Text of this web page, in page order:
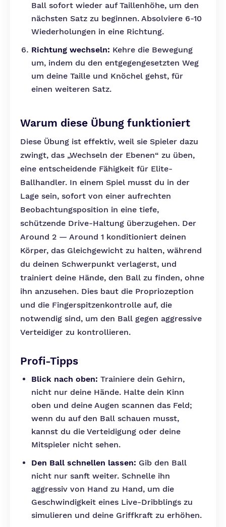
Ball sofort wieder auf Taillenhöhe, um den
nächsten Satz zu beginnen. Absolviere 6-10
Wiederholungen in eine Richtung.
Richtung wechseln: Kehre die Bewegung
um, indem du den entgegengesetzten Weg
um deine Taille und Knöchel gehst, für
einen weiteren Satz.
Warum diese Übung funktioniert
Diese Übung ist effektiv, weil sie Spieler dazu
zwingt, das „Wechseln der Ebenen“ zu üben,
eine entscheidende Fähigkeit für Elite-
Ballhandler. In einem Spiel musst du in der
Lage sein, sofort von einer aufrechten
Beobachtungsposition in eine tiefe,
schützende Drive-Haltung überzugehen. Der
Around 2 — Around 1 konditioniert deinen
Körper, das Gleichgewicht zu halten, während
du deinen Schwerpunkt verlagerst, und
trainiert deine Hände, den Ball zu finden, ohne
ihn anzusehen. Dies baut die Propriozeption
und die Fingerspitzenkontrolle auf, die
notwendig sind, um den Ball gegen aggressive
Verteidiger zu kontrollieren.
Profi-Tipps
Blick nach oben: Trainiere dein Gehirn,
nicht nur deine Hände. Halte dein Kinn
oben und deine Augen scannen das Feld;
wenn du auf den Ball schauen musst,
kannst du die Verteidigung oder deine
Mitspieler nicht sehen.
Den Ball schnellen lassen: Gib den Ball
nicht nur sanft weiter. Schnelle ihn
aggressiv von Hand zu Hand, um die
Geschwindigkeit eines Live-Dribblings zu
simulieren und deine Griffkraft zu erhöhen.